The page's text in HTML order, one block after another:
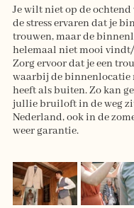
Je wilt niet op de
de stress ervaren dat je
trouwen, maar de
helemaal niet mooi
Zorg ervoor dat je een
waarbij de binnenlocatie
heeft als buiten. Zo kan
jullie bruiloft in de weg
Nederland, ook in de
weer garantie.